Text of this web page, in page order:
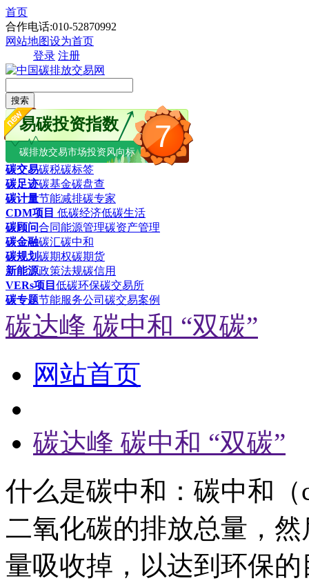
首页
合作电话:010-52870992
网站地图设为首页
登录 注册
搜索
7
易碳投资指数
碳排放交易市场投资风向标
碳交易碳税碳标签
碳足迹碳基金碳盘查
碳计量节能减排碳专家
CDM项目 低碳经济低碳生活
碳顾问合同能源管理碳资产管理
碳金融碳汇碳中和
碳规划碳期权碳期货
新能源政策法规碳信用
VERs项目 低碳环保碳交易所
碳专题节能服务公司 碳交易案例
碳达峰 碳中和 “双碳”
网站首页
碳达峰 碳中和 “双碳”
什么是碳中和：碳中和（
二氧化碳的排放总量，
量吸收掉，以达到环保的